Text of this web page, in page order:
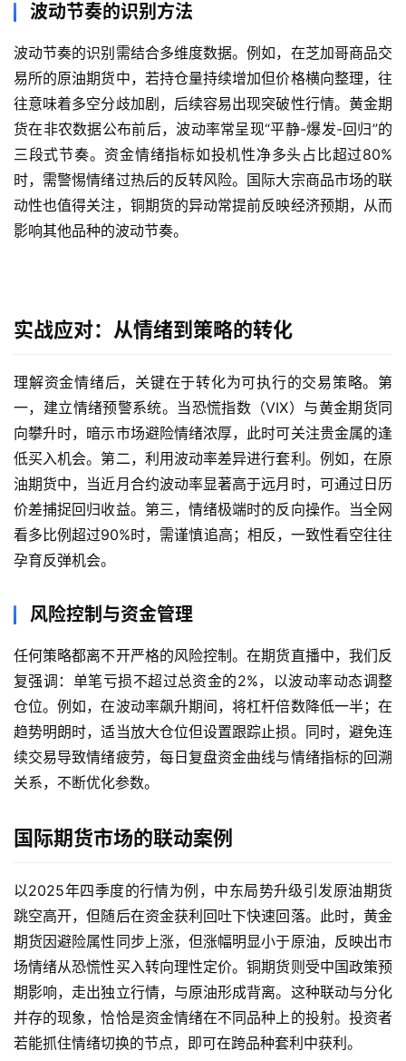
原
油
期
货
波动节奏的识别方法
波动节奏的识别需结合多维度数据。例如，在芝加哥商品交
易所的原油期货中，若持仓量持续增加但价格横向整理，往
往意味着多空分歧加剧，后续容易出现突破性行情。黄金期
货在非农数据公布前后，波动率常呈现“平静-爆发-回归”的
三段式节奏。资金情绪指标如投机性净多头占比超过80%
时，需警惕情绪过热后的反转风险。国际大宗商品市场的联
动性也值得关注，铜期货的异动常提前反映经济预期，从而
影响其他品种的波动节奏。
实战应对：从情绪到策略的转化
理解资金情绪后，关键在于转化为可执行的交易策略。第
一，建立情绪预警系统。当恐慌指数（VIX）与黄金期货同
向攀升时，暗示市场避险情绪浓厚，此时可关注贵金属的逢
低买入机会。第二，利用波动率差异进行套利。例如，在原
油期货中，当近月合约波动率显著高于远月时，可通过日历
价差捕捉回归收益。第三，情绪极端时的反向操作。当全网
看多比例超过90%时，需谨慎追高；相反，一致性看空往往
孕育反弹机会。
风险控制与资金管理
任何策略都离不开严格的风险控制。在期货直播中，我们反
复强调：单笔亏损不超过总资金的2%，以波动率动态调整
仓位。例如，在波动率飙升期间，将杠杆倍数降低一半；在
趋势明朗时，适当放大仓位但设置跟踪止损。同时，避免连
续交易导致情绪疲劳，每日复盘资金曲线与情绪指标的回溯
关系，不断优化参数。
国际期货市场的联动案例
以2025年四季度的行情为例，中东局势升级引发原油期货
跳空高开，但随后在资金获利回吐下快速回落。此时，黄金
期货因避险属性同步上涨，但涨幅明显小于原油，反映出市
场情绪从恐慌性买入转向理性定价。铜期货则受中国政策预
期影响，走出独立行情，与原油形成背离。这种联动与分化
并存的现象，恰恰是资金情绪在不同品种上的投射。投资者
若能抓住情绪切换的节点，即可在跨品种套利中获利。